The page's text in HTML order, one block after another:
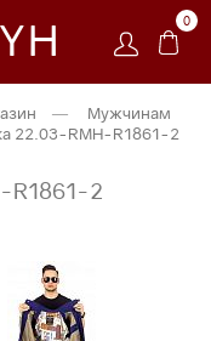
0
—
Мужчинам
22.03-RMH-R1861-2
R1861-2